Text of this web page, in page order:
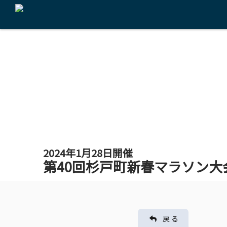
2024年1月28日開催
第40回杉戸町新春マラソン大
戻 る